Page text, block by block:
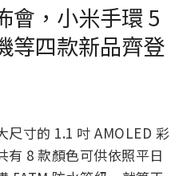
會，小米手環 5
等四款新品齊登
寸的 1.1 吋 AMOLED 彩
有 8 款顏色可供依照平日